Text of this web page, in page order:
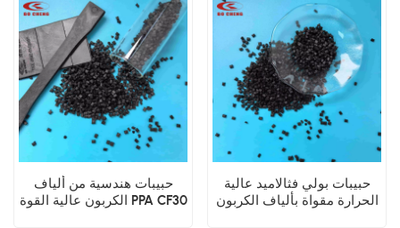
حبيبات هندسية من ألياف
الكربون عالية القوة PPA CF30
حبيبات بولي فثالاميد عالية
الحرارة مقواة بألياف الكربون